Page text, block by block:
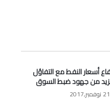
أسعار النفط مع التفاؤل
من جهود ضبط السوق
21 نوفمبر,2017